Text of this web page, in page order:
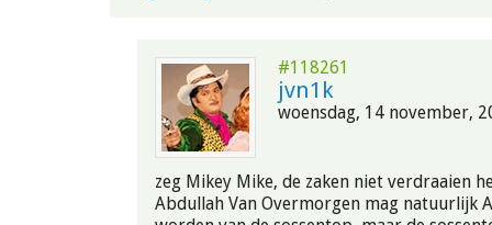
#118261
jvn1k
woensdag, 14 november,
zeg Mikey Mike, de zaken niet verdraaien
Abdullah Van Overmorgen mag natuurlijk